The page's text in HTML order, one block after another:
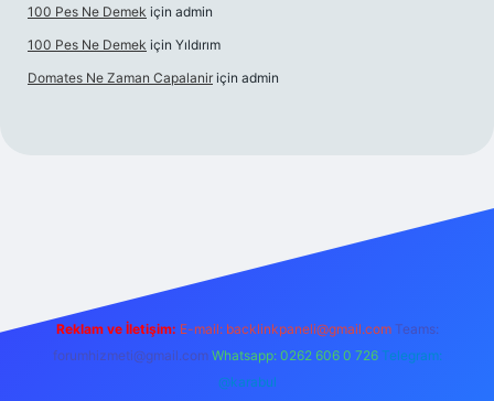
100 Pes Ne Demek için admin
100 Pes Ne Demek için Yıldırım
Domates Ne Zaman Capalanir için admin
Reklam ve İletişim: E-mail: backlinkpaneli@gmail.com Teams:
forumhizmeti@gmail.com Whatsapp: 0262 606 0 726 Telegram:
@karabul